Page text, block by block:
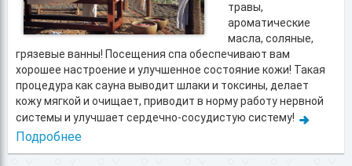
травы,
ароматические
масла, соляные,
грязевые ванны! Посещения спа обеспечивают вам
хорошее настроение и улучшенное состояние кожи! Такая
процедура как сауна выводит шлаки и токсины, делает
кожу мягкой и очищает, приводит в норму работу нервной
системы и улучшает сердечно-сосудистую систему!
Подробнее